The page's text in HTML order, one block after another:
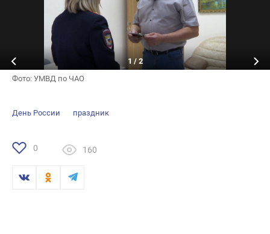
Фото: УМВД по ЧАО
1 / 2
День России праздник
0 160